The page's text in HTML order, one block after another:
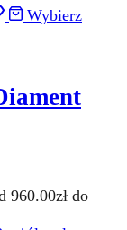
Wybierz
960.00zł do